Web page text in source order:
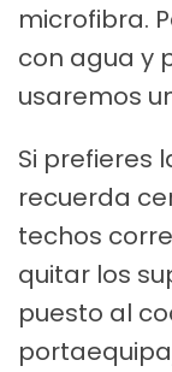
microfibra.
con agua y
usaremos
Si prefieres
recuerda
techos
quitar los
puesto al